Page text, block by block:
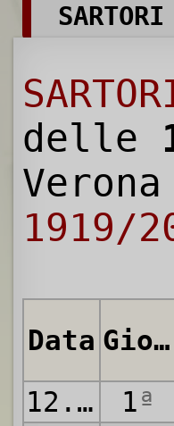
delle
1919/
Data Giornata
12.10.1919
1ª